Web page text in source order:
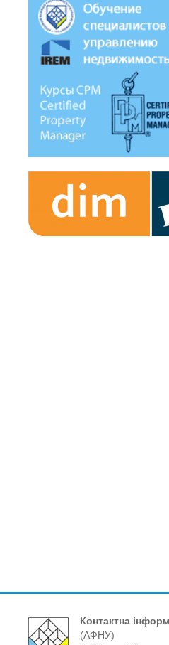
Контактна
(АФНУ)